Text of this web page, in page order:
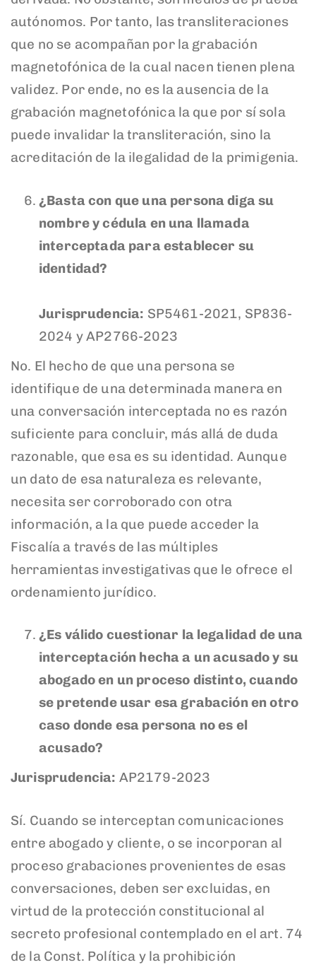
autónomos. Por tanto, las transliteraciones
que no se acompañan por la grabación
magnetofónica de la cual nacen tienen plena
validez. Por ende, no es la ausencia de la
grabación magnetofónica la que por sí sola
puede invalidar la transliteración, sino la
acreditación de la ilegalidad de la primigenia.
¿Basta con que una persona diga su
nombre y cédula en una llamada
interceptada para establecer su
identidad?
Jurisprudencia: SP5461-2021, SP836-
2024 y AP2766-2023
No. El hecho de que una persona se
identifique de una determinada manera en
una conversación interceptada no es razón
suficiente para concluir, más allá de duda
razonable, que esa es su identidad. Aunque
un dato de esa naturaleza es relevante,
necesita ser corroborado con otra
información, a la que puede acceder la
Fiscalía a través de las múltiples
herramientas investigativas que le ofrece el
ordenamiento jurídico.
¿Es válido cuestionar la legalidad de una
interceptación hecha a un acusado y su
abogado en un proceso distinto, cuando
se pretende usar esa grabación en otro
caso donde esa persona no es el
acusado?
Jurisprudencia: AP2179-2023
Sí. Cuando se interceptan comunicaciones
entre abogado y cliente, o se incorporan al
proceso grabaciones provenientes de esas
conversaciones, deben ser excluidas, en
virtud de la protección constitucional al
secreto profesional contemplado en el art. 74
de la Const. Política y la prohibición